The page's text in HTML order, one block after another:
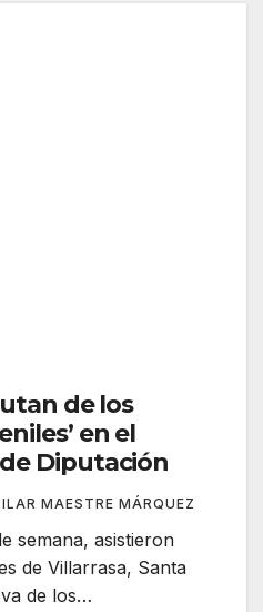
de los
en el
Diputación
MAESTRE MÁRQUEZ
semana, asistieron
de Villarrasa, Santa
de los…